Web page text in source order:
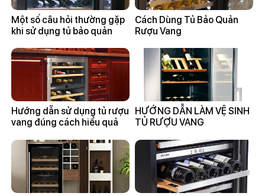
Một số câu hỏi thường gặp
khi sử dụng tủ bảo quản
Cách Dùng Tủ Bảo Quản
Rượu Vang
Hướng dẫn sử dụng tủ rượu
vang đúng cách hiểu quả
HƯỚNG DẪN LÀM VỆ SINH
TỦ RƯỢU VANG